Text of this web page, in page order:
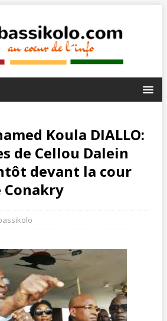
Koula DIALLO:
de Cellou Dalein
devant la cour
Conakry